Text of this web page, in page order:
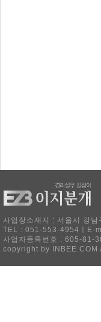
사업장소재지 : 서울시 강
TEL : 051-553-4954ㅣE-
사업자등록번호 : 605-81-
copyright by